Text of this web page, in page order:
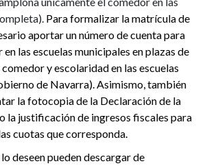
Para formalizar la matrícula de
aportar un número de cuenta para
las escuelas municipales en plazas de
y escolaridad en las escuelas
de Navarra). Asimismo, también
la fotocopia de la Declaración de la
la justificación de ingresos fiscales para
cuotas que corresponda.
deseen pueden descargar de